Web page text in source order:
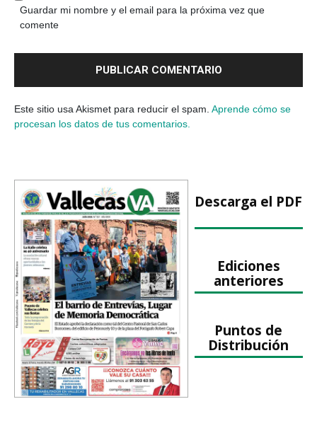
Guardar mi nombre y el email para la próxima vez que
comente
Este sitio usa Akismet para reducir el spam. Aprende cómo se
procesan los datos de tus comentarios.
Descarga el PDF
Ediciones
anteriores
Puntos de
Distribución